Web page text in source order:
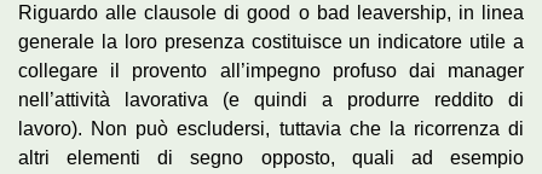
Riguardo alle clausole di good o bad leavership, in linea
generale la loro presenza costituisce un indicatore utile a
collegare il provento all’impegno profuso dai manager
nell’attività lavorativa (e quindi a produrre reddito di
lavoro). Non può escludersi, tuttavia che la ricorrenza di
altri elementi di segno opposto, quali ad esempio